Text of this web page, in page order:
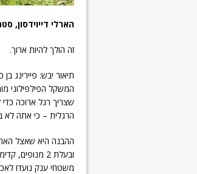
הארלי דייוידסון,
זה הולך להיות ארוך.
תיאור יבש: פיירינג
המשקל הפילפילוני
הרגלית – כי אתה לא
ההבנה היא שאצל